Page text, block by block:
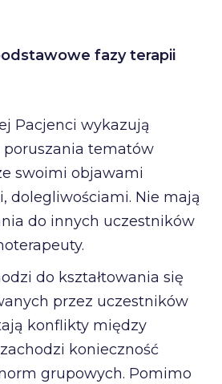
fazy terapii
Pacjenci wykazują
tematów
swoimi objawami
dolegliwościami. Nie mają
do innych uczestników
do kształtowania się
przez uczestników
konflikty między
konieczność
grupowych. Pomimo